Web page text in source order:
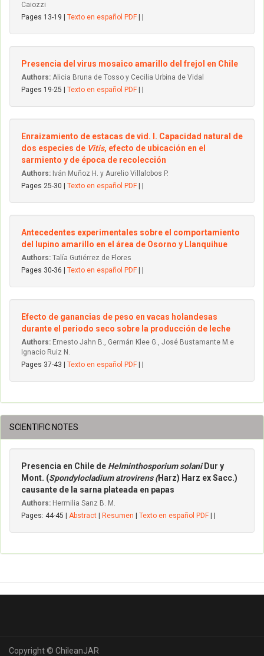
Caiozzi
Pages 13-19 | Texto en español PDF
Presencia del virus mosaico amarillo del frejol en Chile
Authors: Alicia Bruna de Tosso y Cecilia Urbina de Vidal
Pages 19-25 | Texto en español PDF
Enraizamiento de estacas de vid. I. Capacidad natural de
dos especies de Vitis, efecto de ubicación en el
sarmiento y de época de recolección
Authors: Iván Muñoz H. y Aurelio Villalobos P.
Pages 25-30 | Texto en español PDF
Antecedentes experimentales sobre el comportamiento
del lupino amarillo en el área de Osorno y Llanquihue
Authors: Talía Gutiérrez de Flores
Pages 30-36 | Texto en español PDF
Efecto de ganancias de peso en vacas holandesas
durante el periodo seco sobre la producción de leche
Authors: Ernesto Jahn B., Germán Klee G., José Bustamante M.e
Ignacio Ruiz N.
Pages 37-43 | Texto en español PDF
SCIENTIFIC NOTES
Presencia en Chile de Helminthosporium solaniDur y
Mont. (Spondylocladium atrovirens (Harz) Harz ex Sacc.)
causante de la sarna plateada en papas
Authors: Hermilia Sanz B. M.
Pages: 44-45 | Abstract Resumen Texto en español PDF
Copyright © ChileanJAR